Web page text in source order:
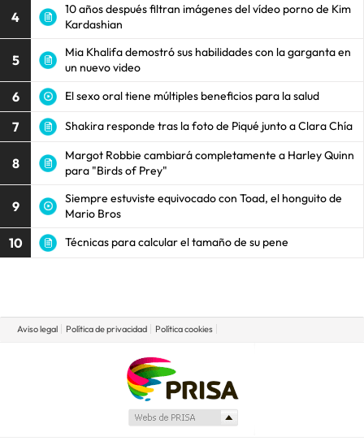
4
10 años después filtran imágenes del vídeo porno de Kim
Kardashian
5
Mia Khalifa demostró sus habilidades con la garganta en
un nuevo video
6 El sexo oral tiene múltiples beneficios para la salud
7 Shakira responde tras la foto de Piqué junto a Clara Chía
8
Margot Robbie cambiará completamente a Harley Quinn
para "Birds of Prey"
9
Siempre estuviste equivocado con Toad, el honguito de
Mario Bros
10 Técnicas para calcular el tamaño de su pene
Aviso legal Política de privacidad Política cookies